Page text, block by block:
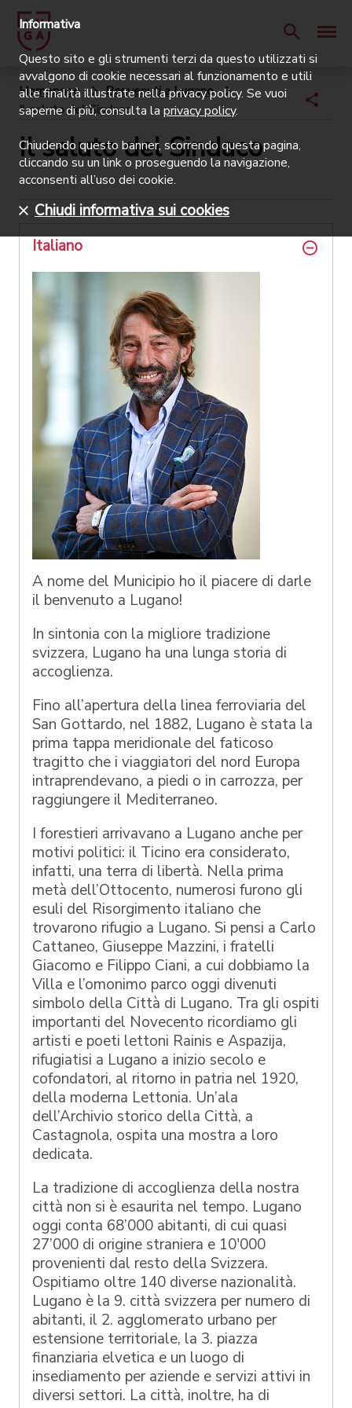
Homepage
Benvenuti a Lugano
Il saluto del Sindaco
Il saluto del Sindaco
Italiano
A nome del Municipio ho il piacere di darle
il benvenuto a Lugano!
In sintonia con la migliore tradizione
svizzera, Lugano ha una lunga storia di
accoglienza.
Fino all’apertura della linea ferroviaria del
San Gottardo, nel 1882, Lugano è stata la
prima tappa meridionale del faticoso
tragitto che i viaggiatori del nord Europa
intraprendevano, a piedi o in carrozza, per
raggiungere il Mediterraneo.
I forestieri arrivavano a Lugano anche per
motivi politici: il Ticino era considerato,
infatti, una terra di libertà. Nella prima
metà dell’Ottocento, numerosi furono gli
esuli del Risorgimento italiano che
trovarono rifugio a Lugano. Si pensi a Carlo
Cattaneo, Giuseppe Mazzini, i fratelli
Giacomo e Filippo Ciani, a cui dobbiamo la
Villa e l’omonimo parco oggi divenuti
simbolo della Città di Lugano. Tra gli ospiti
importanti del Novecento ricordiamo gli
artisti e poeti lettoni Rainis e Aspazija,
rifugiatisi a Lugano a inizio secolo e
cofondatori, al ritorno in patria nel 1920,
della moderna Lettonia. Un’ala
dell’Archivio storico della Città, a
Castagnola, ospita una mostra a loro
dedicata.
La tradizione di accoglienza della nostra
città non si è esaurita nel tempo. Lugano
oggi conta 68’000 abitanti, di cui quasi
27’000 di origine straniera e 10'000
provenienti dal resto della Svizzera.
Ospitiamo oltre 140 diverse nazionalità.
Lugano è la 9. città svizzera per numero di
abitanti, il 2. agglomerato urbano per
estensione territoriale, la 3. piazza
finanziaria elvetica e un luogo di
insediamento per aziende e servizi attivi in
diversi settori. La città, inoltre, ha di
Informativa
Questo sito e gli strumenti terzi da questo utilizzati si
avvalgono di cookie necessari al funzionamento e utili
alle finalità illustrate nella privacy policy. Se vuoi
saperne di più, consulta la privacy policy.
Chiudendo questo banner, scorrendo questa pagina,
cliccando su un link o proseguendo la navigazione,
acconsenti all’uso dei cookie.
Chiudi informativa sui cookies